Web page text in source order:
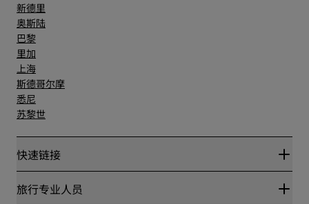
新德里
奥斯陆
巴黎
里加
上海
斯德哥尔摩
悉尼
苏黎世
快速链接
丽赏会
旅行专业人员